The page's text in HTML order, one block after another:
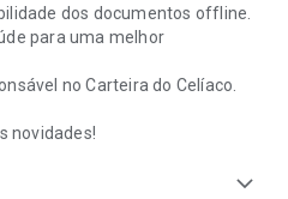
dos documentos offline.
para uma melhor
no Carteira do Celíaco.
novidades!
expand_more